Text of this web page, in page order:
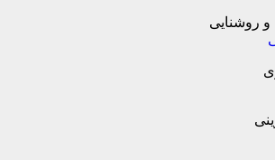
و روشنایی